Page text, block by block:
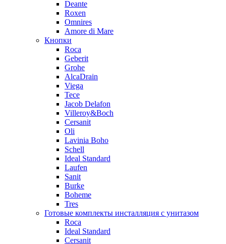
Deante
Roxen
Omnires
Amore di Mare
Кнопки
Roca
Geberit
Grohe
AlcaDrain
Viega
Tece
Jacob Delafon
Villeroy&Boch
Cersanit
Oli
Lavinia Boho
Schell
Ideal Standard
Laufen
Sanit
Burke
Boheme
Tres
Готовые комплекты инсталляция с унитазом
Roca
Ideal Standard
Cersanit